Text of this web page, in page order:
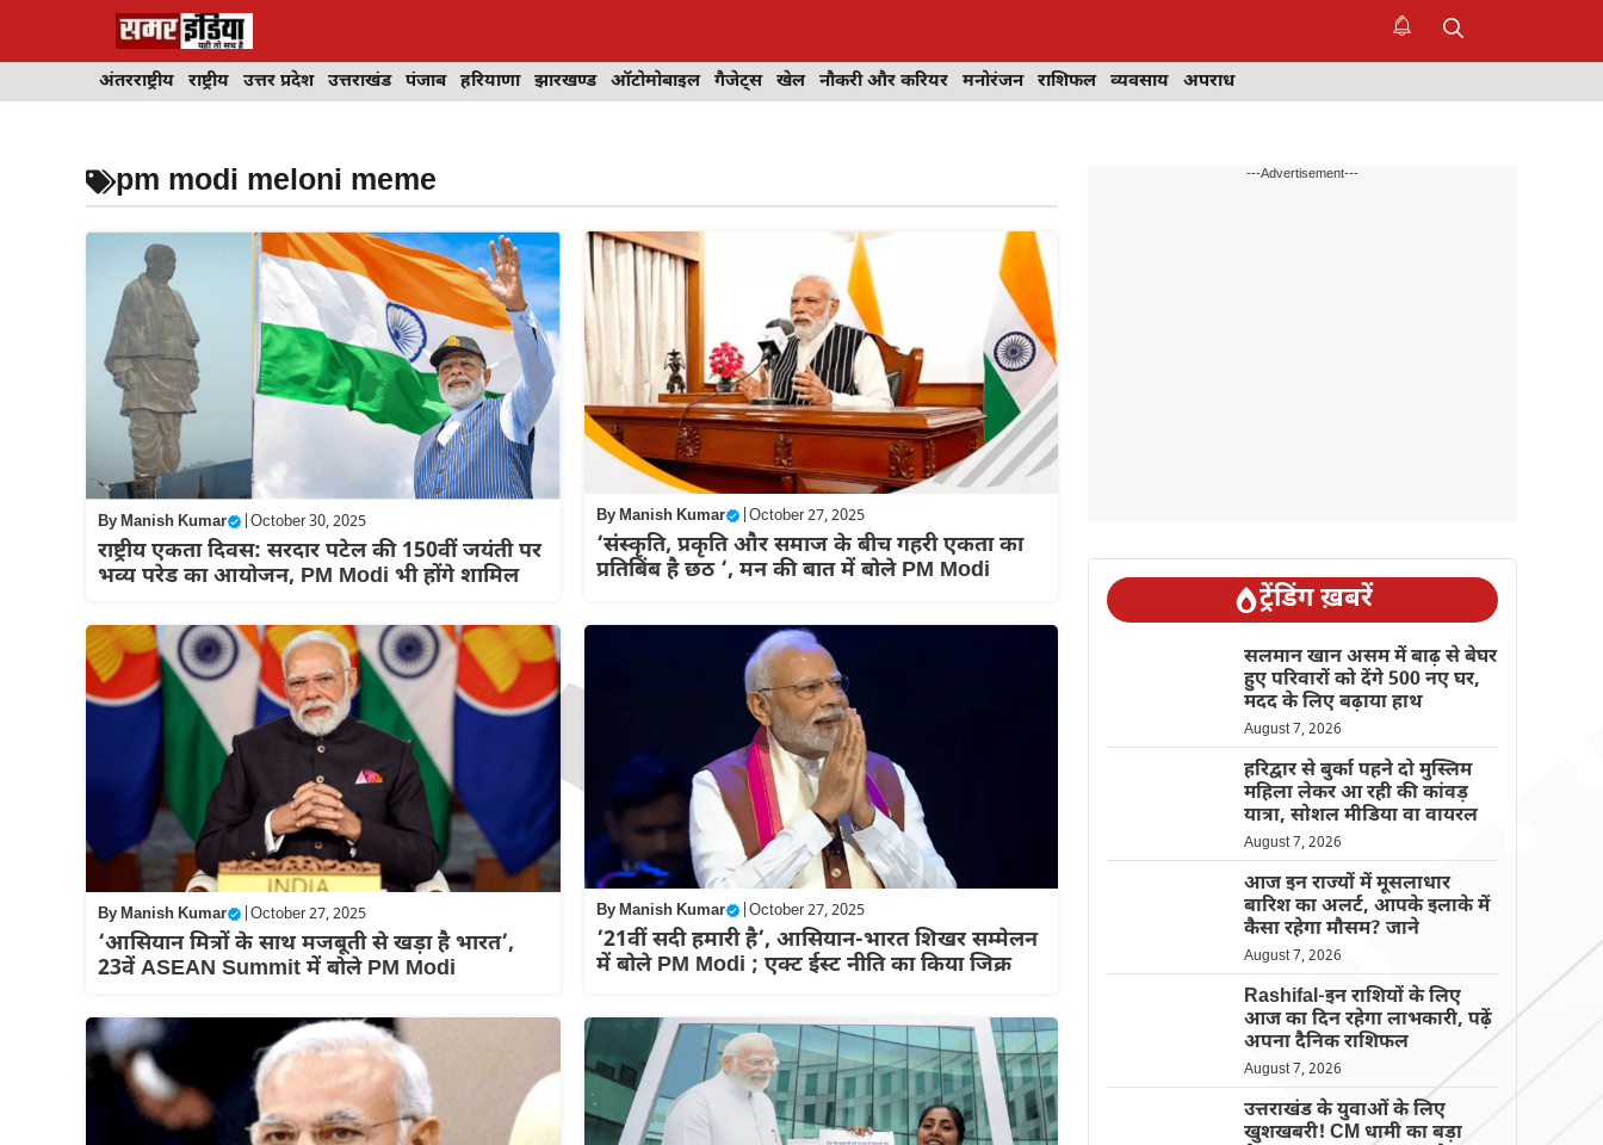
अंतरराष्ट्रीय राष्ट्रीय उत्तर प्रदेश उत्तराखंड पंजाब हरियाणा झारखण्ड ऑटोमोबाइल गैजेट्स खेल नौकरी और करियर मनोरंजन राशिफल व्यवसाय अपराध
pm modi meloni meme
ByManish Kumar October 30, 2025
राष्ट्रीय एकता दिवस: सरदार पटेल की 150वीं जयंती पर
भव्य परेड का आयोजन, PM Modi भी होंगे शामिल
ByManish Kumar | October 27, 2025
‘संस्कृति, प्रकृति और समाज के बीच गहरी एकता का
प्रतिबिंब है छठ ‘, मन की बात में बोले PM Modi
ByManish Kumar October 27, 2025
‘आसियान मित्रों के साथ मजबूती से खड़ा है भारत’,
23वें ASEAN Summit में बोले PM Modi
ByManish Kumar | October 27, 2025
’21वीं सदी हमारी है’, आसियान-भारत शिखर सम्मेलन
में बोले PM Modi ; एक्ट ईस्ट नीति का किया जिक्र
---Advertisement---
ट्रेंडिंग ख़बरें
सलमान खान असम में बाढ़ से बेघर
हुए परिवारों को देंगे 500 नए घर,
मदद के लिए बढ़ाया हाथ
August 7, 2026
हरिद्वार से बुर्का पहने दो मुस्लिम
महिला लेकर आ रही की कांवड़
यात्रा, सोशल मीडिया वा वायरल
August 7, 2026
आज इन राज्यों में मूसलाधार
बारिश का अलर्ट, आपके इलाके में
कैसा रहेगा मौसम? जाने
August 7, 2026
Rashifal-इन राशियों के लिए
आज का दिन रहेगा लाभकारी, पढ़ें
अपना दैनिक राशिफल
August 7, 2026
उत्तराखंड के युवाओं के लिए
खुशखबरी! CM धामी का बड़ा